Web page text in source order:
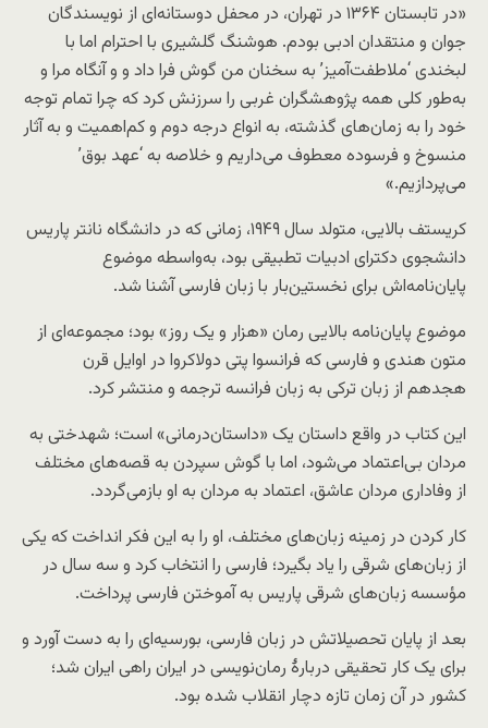
«در تابستان ۱۳۶۴ در تهران، در محفل دوستانه‌ای از نویسندگان
جوان و منتقدان ادبی بودم. هوشنگ گلشیری با احترام اما با
لبخندی ‘ملاطفت‌آمیز’ به سخنان من گوش فرا داد و و آنگاه مرا و
به‌طور کلی همه پژوهشگران غربی را سرزنش کرد که چرا تمام توجه
خود را به زمان‌های گذشته، به انواع درجه دوم و کم‌اهمیت و به آثار
منسوخ و فرسوده معطوف می‌داریم و خلاصه به ‘عهد بوق’
می‌پردازیم.»
کریستف بالایی، متولد سال ۱۹۴۹، زمانی که در دانشگاه نانتر پاریس
دانشجوی دکترای ادبیات تطبیقی بود، به‌واسطه موضوع
پایان‌نامه‌اش برای نخستین‌بار با زبان فارسی آشنا شد.
موضوع پایان‌نامه بالایی رمان «هزار و یک روز» بود؛ مجموعه‌ای از
متون هندی و فارسی که فرانسوا پتی دولاکروا در اوایل قرن
هجدهم از زبان ترکی به زبان فرانسه ترجمه و منتشر کرد.
این کتاب در واقع داستان یک «داستان‌درمانی» است؛ شهدختی به
مردان بی‌اعتماد می‌شود، اما با گوش سپردن به قصه‌های مختلف
از وفاداری مردان عاشق، اعتماد به مردان به او بازمی‌گردد.
کار کردن در زمینه زبان‌های مختلف، او را به این فکر انداخت که یکی
از زبان‌های شرقی را یاد بگیرد؛ فارسی را انتخاب کرد و سه سال در
مؤسسه زبان‌های شرقی پاریس به آموختن فارسی پرداخت.
بعد از پایان تحصیلاتش در زبان فارسی، بورسیه‌ای را به دست آورد و
برای یک کار تحقیقی دربارهٔ رمان‌نویسی در ایران راهی ایران شد؛
کشور در آن زمان تازه دچار انقلاب شده بود.